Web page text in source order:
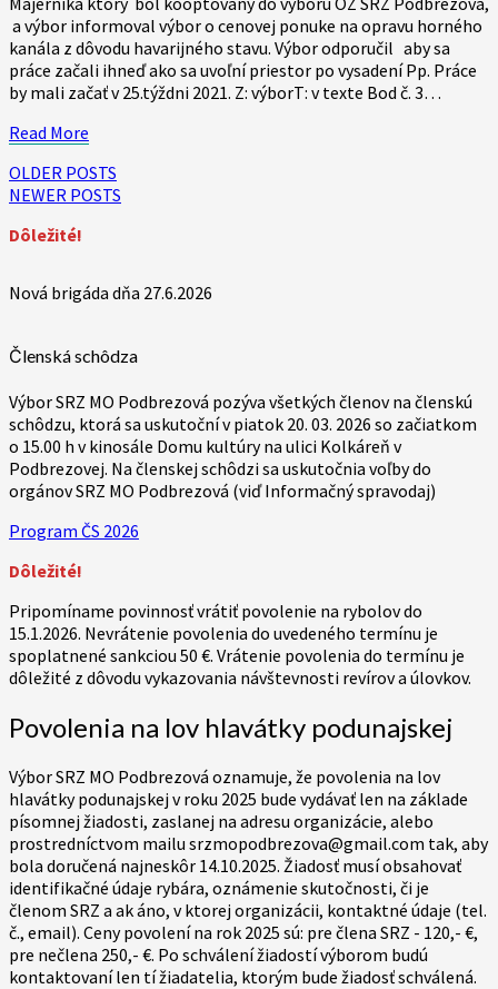
a výbor informoval výbor o cenovej ponuke na opravu horného
kanála z dôvodu havarijného stavu. Výbor odporučil aby sa
práce začali ihneď ako sa uvoľní priestor po vysadení Pp. Práce
by mali začať v 25.týždni 2021. Z: výborT: v texte Bod č. 3…
Read More
Posts
navigation
OLDER POSTS
NEWER POSTS
Dôležité!
Nová brigáda dňa 27.6.2026
Členská schôdza
Výbor SRZ MO Podbrezová pozýva všetkých členov na členskú
schôdzu, ktorá sa uskutoční v piatok 20. 03. 2026 so začiatkom
o 15.00 h v kinosále Domu kultúry na ulici Kolkáreň v
Podbrezovej. Na členskej schôdzi sa uskutočnia voľby do
orgánov SRZ MO Podbrezová (viď Informačný spravodaj)
Program ČS 2026
Dôležité!
Pripomíname povinnosť vrátiť povolenie na rybolov do
15.1.2026. Nevrátenie povolenia do uvedeného termínu je
spoplatnené sankciou 50 €. Vrátenie povolenia do termínu je
dôležité z dôvodu vykazovania návštevnosti revírov a úlovkov.
Povolenia na lov hlavátky podunajskej
Výbor SRZ MO Podbrezová oznamuje, že povolenia na lov
hlavátky podunajskej v roku 2025 bude vydávať len na základe
písomnej žiadosti, zaslanej na adresu organizácie, alebo
prostredníctvom mailu srzmopodbrezova@gmail.com tak, aby
bola doručená najneskôr 14.10.2025. Žiadosť musí obsahovať
identifikačné údaje rybára, oznámenie skutočnosti, či je
členom SRZ a ak áno, v ktorej organizácii, kontaktné údaje (tel.
č., email). Ceny povolení na rok 2025 sú: pre člena SRZ - 120,- €,
pre nečlena 250,- €. Po schválení žiadostí výborom budú
kontaktovaní len tí žiadatelia, ktorým bude žiadosť schválená.